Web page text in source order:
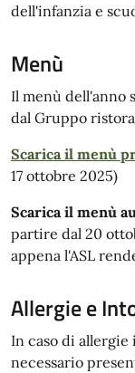
dell'infanzia e
Menù
Il menù dell'anno
dal Gruppo
Scarica il menù
17 ottobre 2025)
Scarica il menù
partire dal 20
appena l'ASL
Allergie e
In caso di
necessario